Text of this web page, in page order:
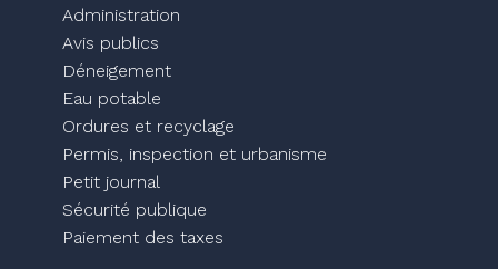
Administration
Avis publics
Déneigement
Eau potable
Ordures et recyclage
Permis, inspection et urbanisme
Petit journal
Sécurité publique
Paiement des taxes